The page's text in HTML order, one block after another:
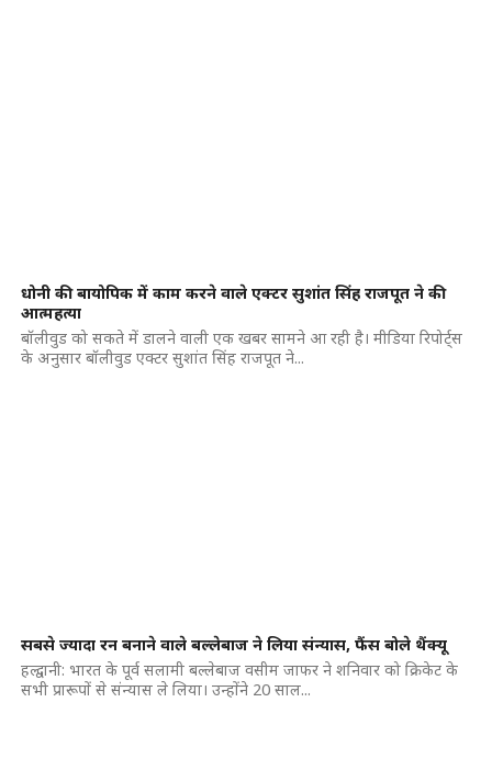
धोनी की बायोपिक में काम करने वाले एक्टर सुशांत सिंह राजपूत ने की
आत्महत्या
बॉलीवुड को सकते में डालने वाली एक खबर सामने आ रही है। मीडिया रिपोर्ट्स
के अनुसार बॉलीवुड एक्टर सुशांत सिंह राजपूत ने...
सबसे ज्यादा रन बनाने वाले बल्लेबाज ने लिया संन्यास, फैंस बोले थैंक्यू
हल्द्वानी: भारत के पूर्व सलामी बल्लेबाज वसीम जाफर ने शनिवार को क्रिकेट के
सभी प्रारूपों से संन्यास ले लिया। उन्होंने 20 साल...